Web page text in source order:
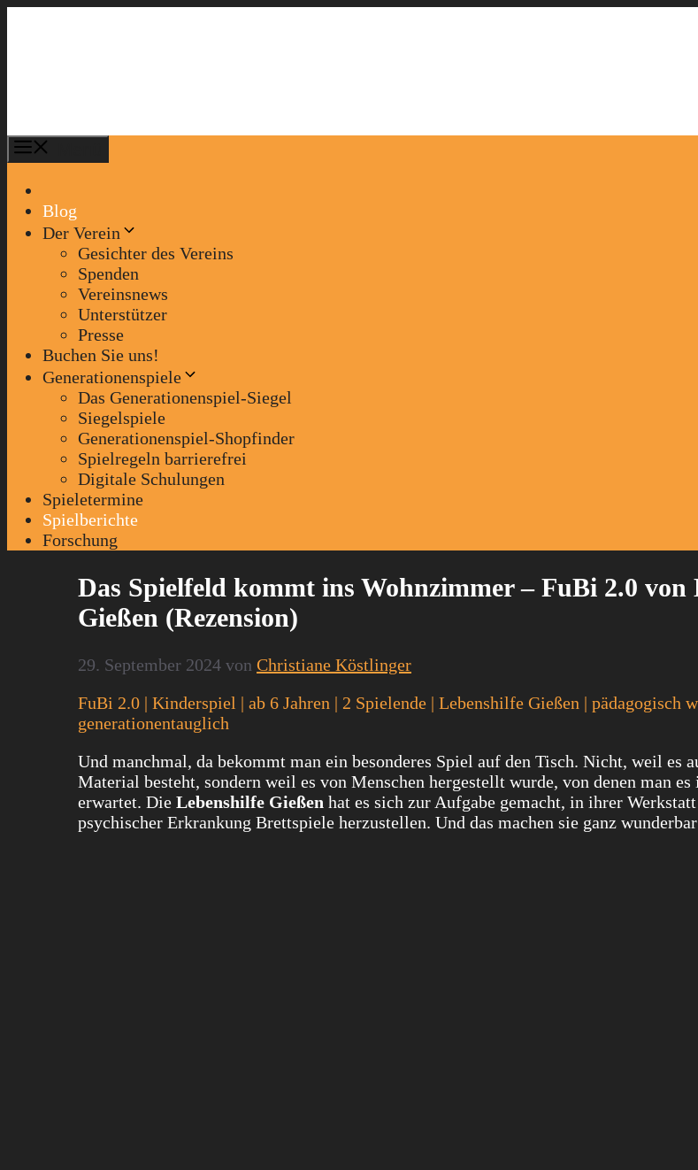
Blog
Der Verein
Gesichter des Vereins
Spenden
Vereinsnews
Unterstützer
Presse
Buchen Sie uns!
Generationenspiele
Das Generationenspiel-Siegel
Siegelspiele
Generationenspiel-Shopfinder
Spielregeln barrierefrei
Digitale Schulungen
Spieletermine
Spielberichte
Forschung
Das Spielfeld kommt ins Wohnzimmer – FuBi 2.0 von
Gießen (Rezension)
29. September 2024 von Christiane Köstlinger
FuBi 2.0 | Kinderspiel | ab 6 Jahren | 2 Spielende | Lebenshilfe Gießen | pädagogisch
generationentauglich
Und manchmal, da bekommt man ein besonderes Spiel auf den Tisch. Nicht, weil es
Material besteht, sondern weil es von Menschen hergestellt wurde, von denen man
erwartet. Die Lebenshilfe Gießen hat es sich zur Aufgabe gemacht, in ihrer
psychischer Erkrankung Brettspiele herzustellen. Und das machen sie ganz